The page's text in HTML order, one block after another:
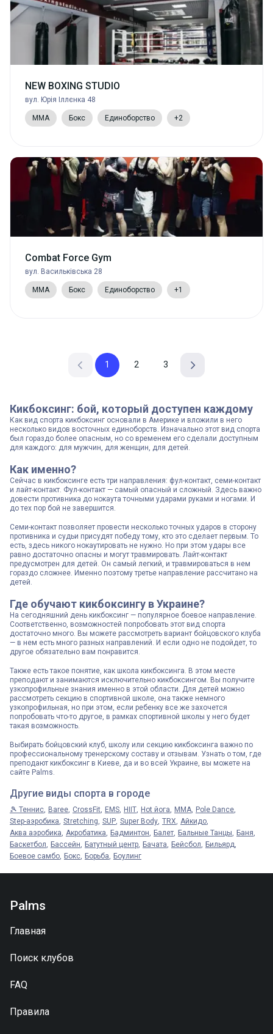
NEW BOXING STUDIO
вул. Юрія Іллєнка 48
MMA Бокс Единоборство +2
Combat Force Gym
вул. Васильківська 28
MMA Бокс Единоборство +1
1 2 3
Кикбоксинг: бой, который доступен каждому
Как вид спорта кикбоксинг основали в Америке и вложили в него
несколько видов восточных единоборств. Изначально этот вид спорта
был гораздо более опасным, но со временем его сделали доступным
для каждого: для мужчин, для женщин, для детей.
Как именно?
Сейчас в кикбоксинге есть три направления: фул-контакт, семи-контакт
и лайт-контакт. Фул-контакт — самый опасный и сложный. Здесь важно
довести противника до нокаута точными ударами руками и ногами. И
до тех пор бой не завершится.
Семи-контакт позволяет провести несколько точных ударов в сторону
противника и судьи присудят победу тому, кто это сделает первым. То
есть, здесь никого нокаутировать не нужно. Но при этом удары все
равно достаточно опасны и могут травмировать. Лайт-контакт
предусмотрен для детей. Он самый легкий, и травмироваться в нем
гораздо сложнее. Именно поэтому третье направление рассчитано на
детей.
Где обучают кикбоксингу в Украине?
На сегодняшний день кикбоксинг — популярное боевое направление.
Соответственно, возможностей попробовать этот вид спорта
достаточно много. Вы можете рассмотреть вариант бойцовского клуба
— в нем есть много разных направлений. И если одно не подойдет, то
другое обязательно вам понравится.
Также есть такое понятие, как школа кикбоксинга. В этом месте
преподают и занимаются исключительно кикбоксингом. Вы получите
узкопрофильные знания именно в этой области. Для детей можно
рассмотреть секцию в спортивной школе, она также немного
узкопрофильная, но при этом, если ребенку все же захочется
попробовать что-то другое, в рамках спортивной школы у него будет
такая возможность.
Выбирать бойцовский клуб, школу или секцию кикбоксинга важно по
профессиональному тренерскому составу и отзывам. Узнать о том, где
преподают кикбоксинг в Киеве, да и во всей Украине, вы можете на
сайте Palms.
Другие виды спорта в городе
🎾 Теннис Baree CrossFit EMS HIIT Hot йога MMA Pole Dance
Step-аэробика Stretching SUP Super Body TRX
Айкидо
Аква аэробика
Акробатика Бадминтон Балет Бальные Танцы Баня
Баскетбол Бассейн Батутный центр Бачата Бейсбол Бильярд
Боевое самбо Бокс Борьба Боулинг
Palms
Главная
Поиск клубов
FAQ
Правила